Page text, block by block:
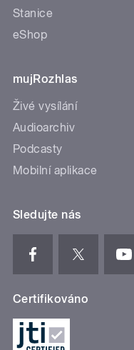
Stanice
eShop
mujRozhlas
Živé vysílání
Audioarchiv
Podcasty
Mobilní aplikace
Sledujte nás
Certifikováno